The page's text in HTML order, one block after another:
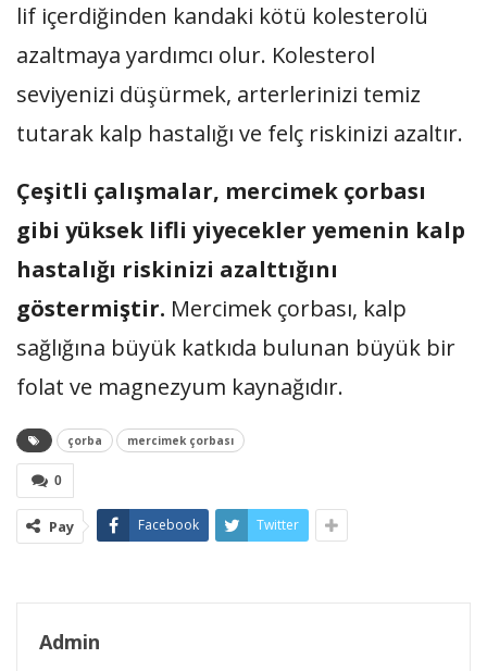
lif içerdiğinden kandaki kötü kolesterolü
azaltmaya yardımcı olur. Kolesterol
seviyenizi düşürmek, arterlerinizi temiz
tutarak kalp hastalığı ve felç riskinizi azaltır.
Çeşitli çalışmalar, mercimek çorbası
gibi yüksek lifli yiyecekler yemenin kalp
hastalığı riskinizi azalttığını
göstermiştir. Mercimek çorbası, kalp
sağlığına büyük katkıda bulunan büyük bir
folat ve magnezyum kaynağıdır.
çorba mercimek çorbası
0
Pay Facebook Twitter
Admin